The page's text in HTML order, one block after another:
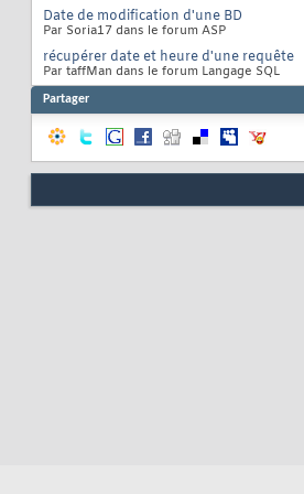
Date de modification d'une BD
Par Soria17 dans le forum ASP
récupérer date et heure d'une requête
Par taffMan dans le forum Langage SQL
Partager